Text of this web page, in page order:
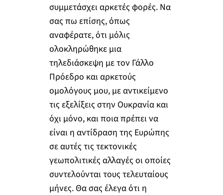
συμμετάσχει αρκετές φορές. Να
σας πω επίσης, όπως
αναφέρατε, ότι μόλις
ολοκληρώθηκε μια
τηλεδιάσκεψη με τον Γάλλο
Πρόεδρο και αρκετούς
ομολόγους μου, με αντικείμενο
τις εξελίξεις στην Ουκρανία και
όχι μόνο, και ποια πρέπει να
είναι η αντίδραση της Ευρώπης
σε αυτές τις τεκτονικές
γεωπολιτικές αλλαγές οι οποίες
συντελούνται τους τελευταίους
μήνες. Θα σας έλεγα ότι η